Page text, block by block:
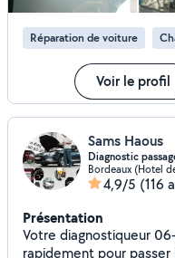
Réparation de voiture
Voir le profil
Sams Haous
Diagnostic
Bordeaux (Hotel
4,9/5 (116
Présentation
Votre diagnostiqueur
rapidement pour